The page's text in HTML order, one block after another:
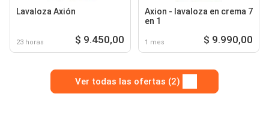
Lavaloza Axión
23 horas $ 9.450,00
Axion - lavaloza en crema 7
en 1
1 mes $ 9.990,00
Ver todas las ofertas (2)